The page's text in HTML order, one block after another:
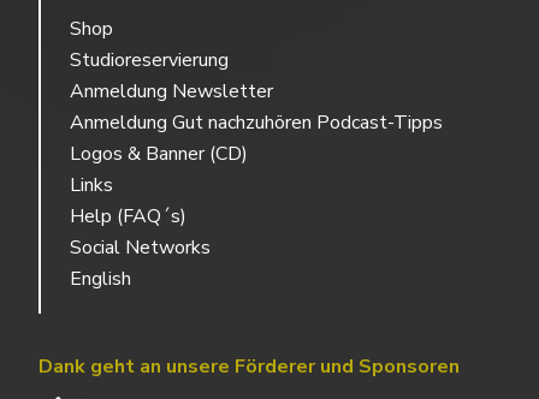
Shop
Studioreservierung
Anmeldung Newsletter
Anmeldung Gut nachzuhören Podcast-Tipps
Logos & Banner (CD)
Links
Help (FAQ´s)
Social Networks
English
Dank geht an unsere Förderer und Sponsoren